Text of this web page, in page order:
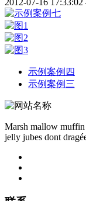
2012-07-16 17:33:02
示例案例四
示例案例三
Marsh mallow
jelly jubes dont